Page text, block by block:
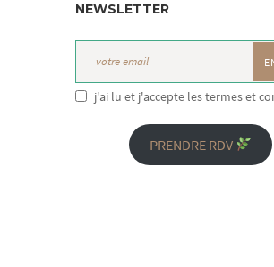
NEWSLETTER
j'ai lu et j'accepte les termes et
PRENDRE RDV